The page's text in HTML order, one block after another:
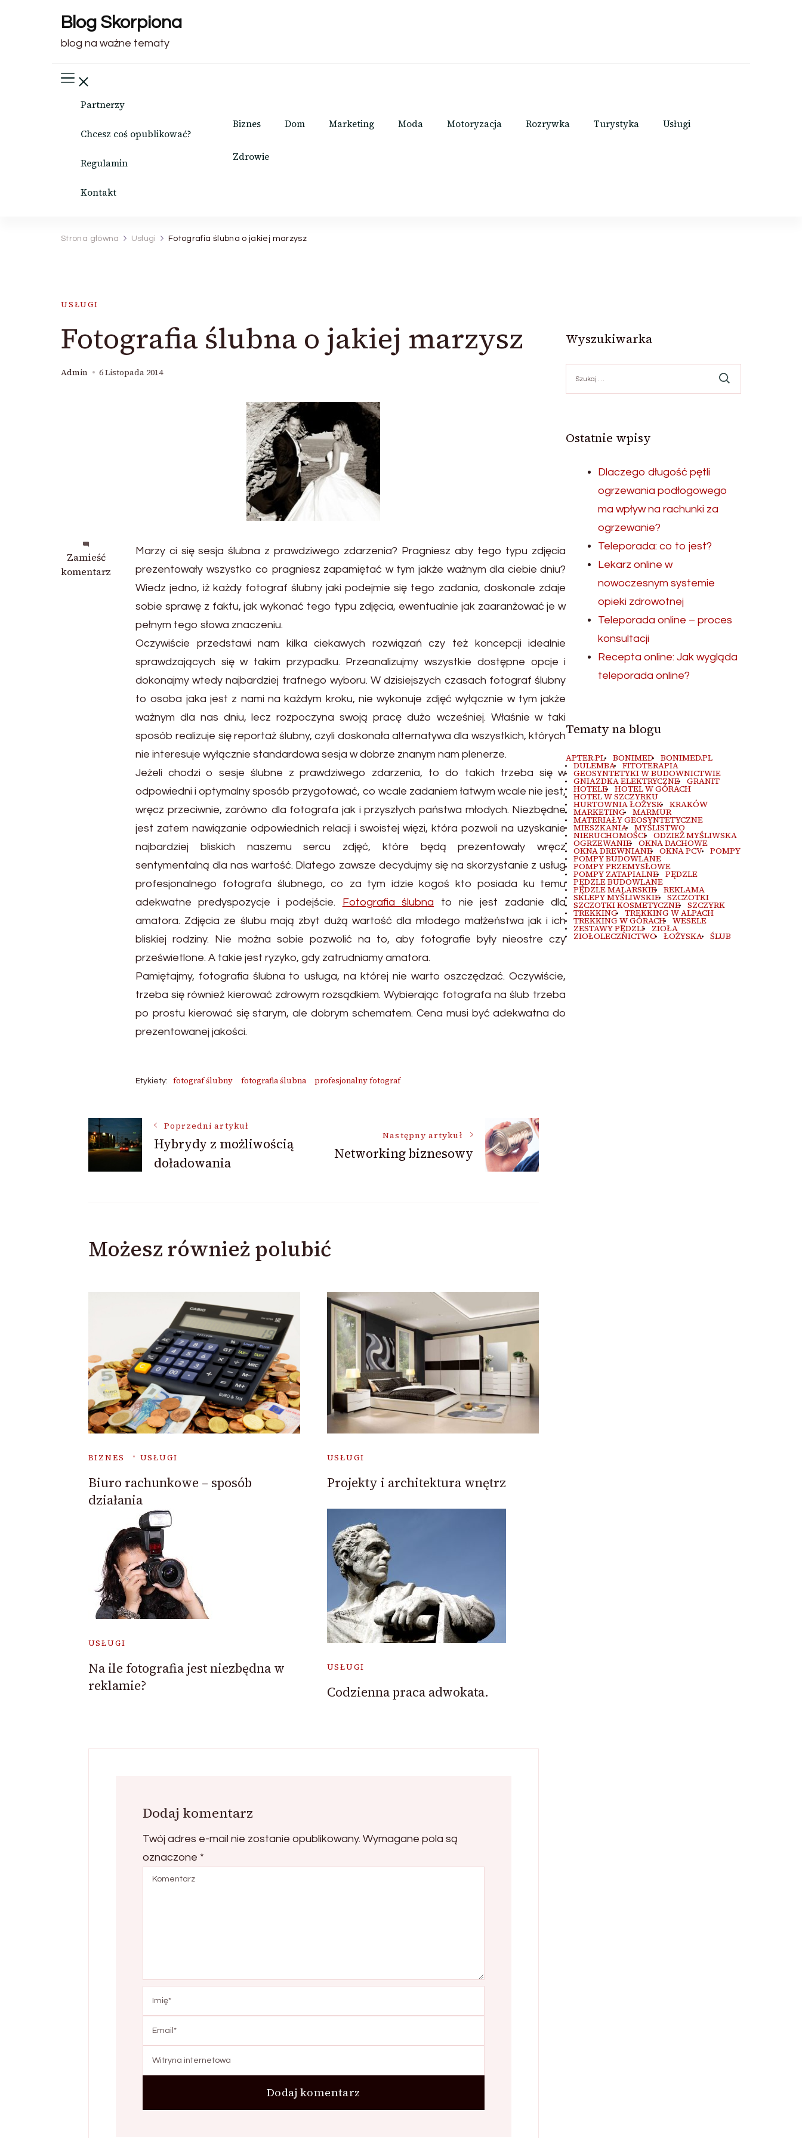
Blog Skorpiona
blog na ważne tematy
Partnerzy
Chcesz coś opublikować?
Regulamin
Kontakt
Biznes Dom Marketing Moda Motoryzacja Rozrywka Turystyka Usługi
Zdrowie
Strona główna Usługi Fotografia ślubna o jakiej marzysz
USŁUGI
Fotografia ślubna o jakiej marzysz
Admin 6 Listopada 2014
Zamieść
komentarz
we
wpisie
Marzy ci się sesja ślubna z prawdziwego zdarzenia? Pragniesz aby tego typu zdjęcia
prezentowały wszystko co pragniesz zapamiętać w tym jakże ważnym dla ciebie dniu?
Wiedz jedno, iż każdy fotograf ślubny jaki podejmie się tego zadania, doskonale zdaje
sobie sprawę z faktu, jak wykonać tego typu zdjęcia, ewentualnie jak zaaranżować je w
pełnym tego słowa znaczeniu.
Oczywiście przedstawi nam kilka ciekawych rozwiązań czy też koncepcji idealnie
sprawdzających się w takim przypadku. Przeanalizujmy wszystkie dostępne opcje i
dokonajmy wtedy najbardziej trafnego wyboru. W dzisiejszych czasach fotograf ślubny
to osoba jaka jest z nami na każdym kroku, nie wykonuje zdjęć wyłącznie w tym jakże
ważnym dla nas dniu, lecz rozpoczyna swoją pracę dużo wcześniej. Właśnie w taki
sposób realizuje się reportaż ślubny, czyli doskonała alternatywa dla wszystkich, których
nie interesuje wyłącznie standardowa sesja w dobrze znanym nam plenerze.
Jeżeli chodzi o sesje ślubne z prawdziwego zdarzenia, to do takich trzeba się w
odpowiedni i optymalny sposób przygotować, co wcale zadaniem łatwym wcale nie jest,
wręcz przeciwnie, zarówno dla fotografa jak i przyszłych państwa młodych. Niezbędne
jest zatem nawiązanie odpowiednich relacji i swoistej więzi, która pozwoli na uzyskanie
najbardziej bliskich naszemu sercu zdjęć, które będą prezentowały wręcz
sentymentalną dla nas wartość. Dlatego zawsze decydujmy się na skorzystanie z usług
profesjonalnego fotografa ślubnego, co za tym idzie kogoś kto posiada ku temu
adekwatne predyspozycje i podejście. Fotografia ślubna to nie jest zadanie dla
amatora. Zdjęcia ze ślubu mają zbyt dużą wartość dla młodego małżeństwa jak i ich
bliskiej rodziny. Nie można sobie pozwolić na to, aby fotografie były nieostre czy
prześwietlone. A takie jest ryzyko, gdy zatrudniamy amatora.
Pamiętajmy, fotografia ślubna to usługa, na której nie warto oszczędzać. Oczywiście,
trzeba się również kierować zdrowym rozsądkiem. Wybierając fotografa na ślub trzeba
po prostu kierować się starym, ale dobrym schematem. Cena musi być adekwatna do
prezentowanej jakości.
Etykiety: fotograf ślubny fotografia ślubna profesjonalny fotograf
Nawigacja
wpisu
Poprzedni artykuł
Hybrydy z możliwością
doładowania
Następny artykuł
Networking biznesowy
Możesz również polubić
BIZNES USŁUGI
Biuro rachunkowe – sposób
działania
USŁUGI
Projekty i architektura wnętrz
USŁUGI
Na ile fotografia jest niezbędna w
reklamie?
USŁUGI
Codzienna praca adwokata.
Dodaj komentarz
Twój adres e-mail nie zostanie opublikowany. Wymagane pola są
oznaczone *
Wyszukiwarka
Ostatnie wpisy
Dlaczego długość pętli
ogrzewania podłogowego
ma wpływ na rachunki za
ogrzewanie?
Teleporada: co to jest?
Lekarz online w
nowoczesnym systemie
opieki zdrowotnej
Teleporada online – proces
konsultacji
Recepta online: Jak wygląda
teleporada online?
Tematy na blogu
APTER.PL BONIMED BONIMED.PL
DULEMBA FITOTERAPIA
GEOSYNTETYKI W BUDOWNICTWIE
GNIAZDKA ELEKTRYCZNE GRANIT
HOTELE HOTEL W GÓRACH
HOTEL W SZCZYRKU
HURTOWNIA ŁOŻYSK KRAKÓW
MARKETING MARMUR
MATERIAŁY GEOSYNTETYCZNE
MIESZKANIA MYŚLISTWO
NIERUCHOMOŚCI ODZIEŻ MYŚLIWSKA
OGRZEWANIE OKNA DACHOWE
OKNA DREWNIANE OKNA PCV POMPY
POMPY BUDOWLANE
POMPY PRZEMYSŁOWE
POMPY ZATAPIALNE PĘDZLE
PĘDZLE BUDOWLANE
PĘDZLE MALARSKIE REKLAMA
SKLEPY MYŚLIWSKIE SZCZOTKI
SZCZOTKI KOSMETYCZNE SZCZYRK
TREKKING TREKKING W ALPACH
TREKKING W GÓRACH WESELE
ZESTAWY PĘDZLI ZIOŁA
ZIOŁOLECZNICTWO ŁOŻYSKA ŚLUB